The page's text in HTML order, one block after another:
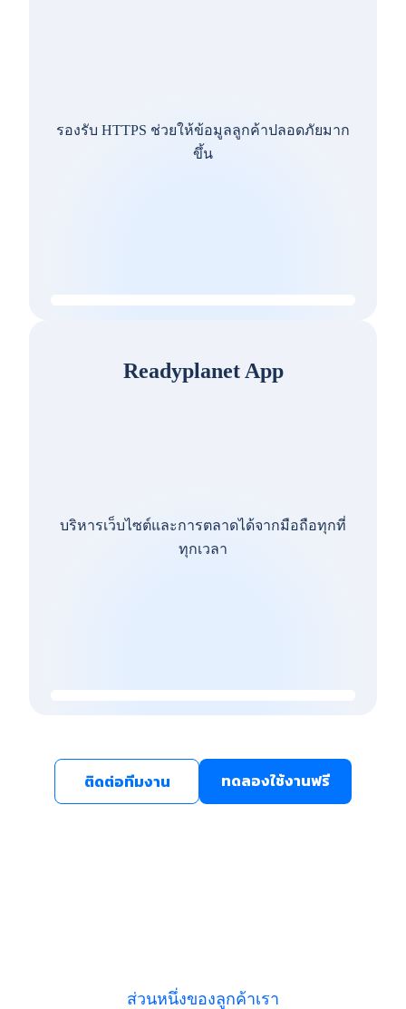
รองรับ HTTPS ช่วยให้ข้อมูลลูกค้าปลอดภัยมาก
ขึ้น
Readyplanet App
บริหารเว็บไซต์และการตลาดได้จากมือถือทุกที่
ทุกเวลา
ติดต่อทีมงาน ทดลองใช้งานฟรี
ส่วนหนึ่งของลูกค้าเรา